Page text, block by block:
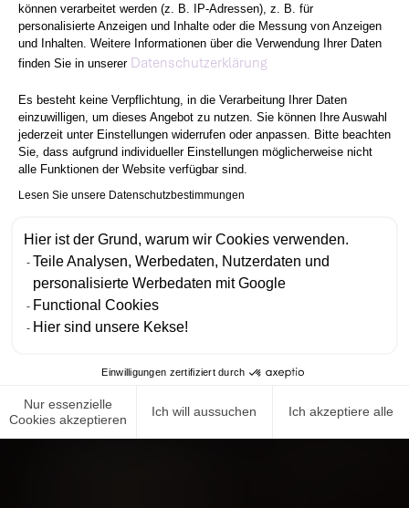
können verarbeitet werden (z. B. IP-Adressen), z. B. für
personalisierte Anzeigen und Inhalte oder die Messung von Anzeigen
und Inhalten. Weitere Informationen über die Verwendung Ihrer Daten
finden Sie in unserer Datenschutzerklärung
Es besteht keine Verpflichtung, in die Verarbeitung Ihrer Daten
einzuwilligen, um dieses Angebot zu nutzen. Sie können Ihre Auswahl
jederzeit unter Einstellungen widerrufen oder anpassen. Bitte beachten
Sie, dass aufgrund individueller Einstellungen möglicherweise nicht
alle Funktionen der Website verfügbar sind.
Lesen Sie unsere Datenschutzbestimmungen
Hier ist der Grund, warum wir Cookies verwenden.
Teile Analysen, Werbedaten, Nutzerdaten und
personalisierte Werbedaten mit Google
Functional Cookies
Hier sind unsere Kekse!
Einwilligungen zertifiziert durch
Nur essenzielle
Cookies akzeptieren
Ich will aussuchen Ich akzeptiere alle
Axeptio consent